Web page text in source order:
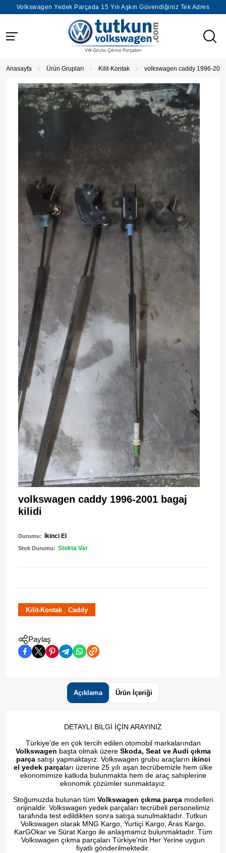
Volkswagen Yedek Parçada 15 Yılı Aşkın Güvendiğiniz Tek Adres
Anasayfa Ürün Grupları Kilit-Kontak volkswagen caddy 1996-
volkswagen caddy 1996-2001 bagaj
kilidi
Durumu: İkinci El
Stok Durumu: Stokta Var
Kilit-Kontak , Caddy
Paylaş
Açıklama Ürün İçeriği
DETAYLI BİLGİ İÇİN ARAYINIZ
Türkiye'de en çok tercih edilen otomobil markalarından
Volkswagen başta olmak üzere Skoda, Seat ve Audi çıkma
parçasatışı yapmaktayız. Volkswagen grubu araçların ikinci
el yedek parçaları üzerine 25 yılı aşan tecrübemizle hem ülke
ekonomimize katkıda bulunmakta hem de araç sahiplerine
ekonomik çözümler sunmaktayız.
Stoğumuzda bulunan tüm Volkswagen çıkma parçamodelleri
orijinaldir. Volkswagen yedek parçaları tecrübeli personelimiz
tarafında test edildikten sonra satışa sunulmaktadır. Tutkun
Volkswagen olarak MNG Kargo, Yurtiçi Kargo, Aras Kargo,
KarGOkar ve Sürat Kargo ile anlaşmamız bulunmaktadır. Tüm
Volkswagen çıkma parçaları Türkiye'nin Her Yerine uygun
fiyatlı gönderilmektedir.